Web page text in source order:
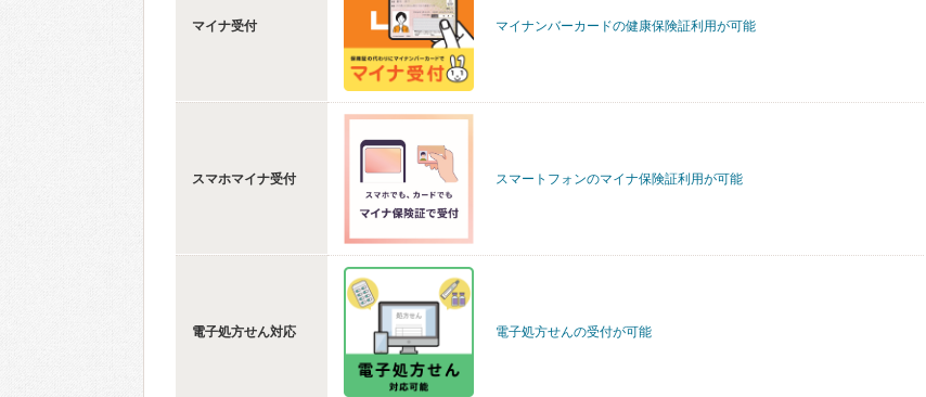
マイナ受付 マイナンバーカードの健康保険証利用が可能
スマホマイナ受付 スマートフォンのマイナ保険証利用が可能
電子処方せん対応 電子処方せんの受付が可能